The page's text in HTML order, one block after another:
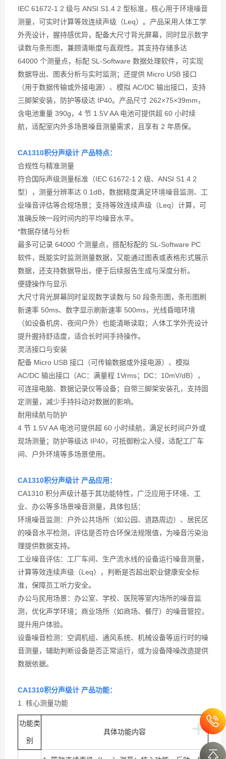
IEC 61672-1 2 级与 ANSI S1.4 2 型标准，核心用于环境噪音
测量，可实时计算等效连续声级（Leq）。产品采用人体工学
外壳设计，握持感优异，配备大尺寸背光屏幕，同时显示数字
读数与条形图，兼顾清晰度与直观性。其支持存储多达
64000 个测量点，标配 SL-Software 数据处理软件，可实现
数据导出、图表分析与实时监测；还提供 Micro USB 接口
（用于数据传输或外接电源）、模拟 AC/DC 输出接口，支持
三脚架安装，防护等级达 IP40。产品尺寸 262×75×39mm，
含电池重量 390g，4 节 1.5V AA 电池可提供超 60 小时续
航，适配室内外多场景噪音测量需求，且享有 2 年质保。
CA1310积分声级计 产品特点：
合规性与精准测量
符合国际声级测量标准（IEC 61672-1 2 级、ANSI S1.4 2
型），测量分辨率达 0.1dB，数据精度满足环境噪音监测、工
业噪音评估等合规场景；支持等效连续声级（Leq）计算，可
准确反映一段时间内的平均噪音水平。
*数据存储与分析
最多可记录 64000 个测量点，搭配标配的 SL-Software PC
软件，既能实时监测测量数据，又能通过图表或表格形式展示
数据，还支持数据导出，便于后续报告生成与深度分析。
便捷操作与显示
大尺寸背光屏幕同时呈现数字读数与 50 段条形图，条形图刷
新速率 50ms、数字显示刷新速率 500ms，光线昏暗环境
（如设备机房、夜间户外）也能清晰读取；人体工学外壳设计
提升握持舒适度，适合长时间手持操作。
灵活接口与安装
配备 Micro USB 接口（可传输数据或外接电源）、模拟
AC/DC 输出接口（AC：满量程 1Vrms；DC：10mV/dB），
可连接电脑、数据记录仪等设备；自带三脚架安装孔，支持固
定测量，减少手持抖动对数据的影响。
耐用续航与防护
4 节 1.5V AA 电池可提供超 60 小时续航，满足长时间户外或
现场测量；防护等级达 IP40，可抵御粉尘入侵，适配工厂车
间、户外环境等多场景使用。
CA1310积分声级计 产品应用：
CA1310 积分声级计基于其功能特性，广泛应用于环境、工
业、办公等多场景噪音测量，具体包括：
环境噪音监测：户外公共场所（如公园、道路周边）、居民区
的噪音水平检测，评估是否符合环保法规限值，为噪音污染治
理提供数据支持。
工业噪音评估：工厂车间、生产流水线的设备运行噪音测量，
计算等效连续声级（Leq），判断是否超出职业健康安全标
准，保障员工听力安全。
办公与民用场景：办公室、学校、医院等室内场所的噪音监
测，优化声学环境；商业场所（如商场、餐厅）的噪音管控，
提升用户体验。
设备噪音检测：空调机组、通风系统、机械设备等运行时的噪
音测量，辅助判断设备是否正常运行，或为设备降噪改造提供
数据依据。
CA1310积分声级计 产品功能：
1. 核心测量功能
+
功能类
别
具体功能内容